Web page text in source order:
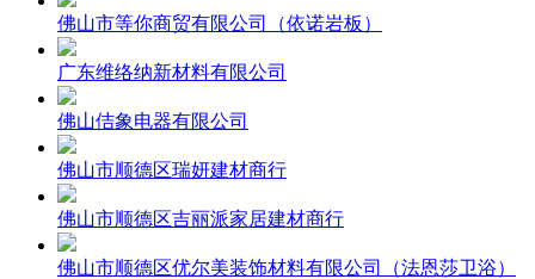
佛山市等你商贸有限公司（依诺岩板）
广东维络纳新材料有限公司
佛山佶象电器有限公司
佛山市顺德区瑞妍建材商行
佛山市顺德区吉丽派家居建材商行
佛山市顺德区优尔美装饰材料有限公司（法恩莎卫浴）